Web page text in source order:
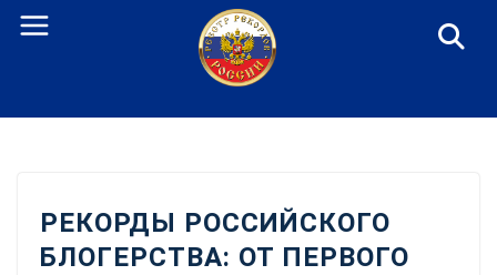
Перейти
РЕКОРДЫ РОССИЙСКОГО
БЛОГЕРСТВА: ОТ ПЕРВОГО